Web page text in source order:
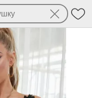
54-го разм)